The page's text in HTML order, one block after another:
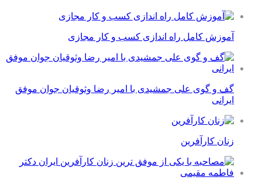
آموزش کامل راه اندازی کسب و کار مجازی
گف و گوی علی جمشیدی با امیر رضا وثوقیان جوان موفق
ایرانی
زنان کارآفرین